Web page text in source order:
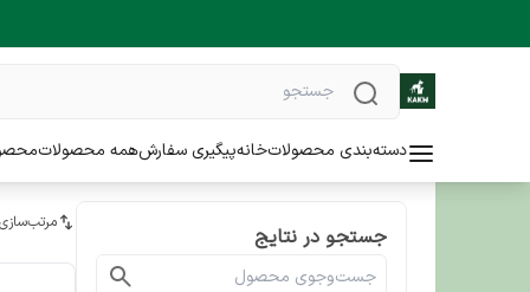
دسته‌بندی محصولاتخانهپیگیری سفارشهمه محصولات
جستجو در نتایج